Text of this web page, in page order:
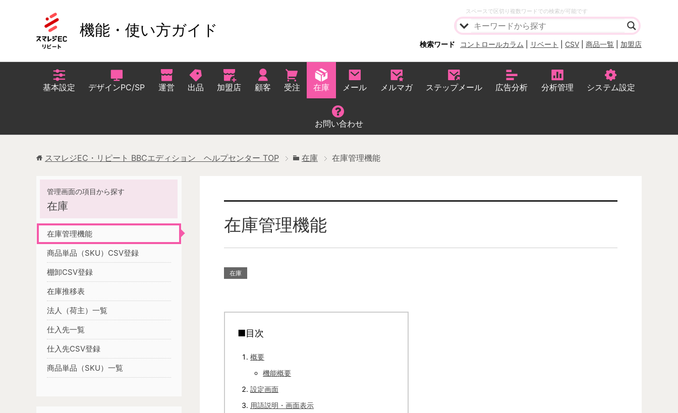
機能・使い方ガイド
スペースで区切り複数ワードでの検索が可能です
検索ワード コントロールカラム リベート CSV 商品一覧 加盟店
基本設定 デザインPC/SP 運営 出品 加盟店 顧客 受注 在庫 メール メルマガ ステップメール 広告分析 分析管理 システム設定
お問い合わせ
スマレジEC・リピート BBCエディション ヘルプセンター TOP 在庫 在庫管理機能
在庫管理機能
在庫
■目次
概要
機能概要
設定画面
用語説明・画面表示
在庫
在庫管理機能
商品単品（SKU）CSV登録
棚卸CSV登録
在庫推移表
法人（荷主）一覧
仕入先一覧
仕入先CSV登録
商品単品（SKU）一覧